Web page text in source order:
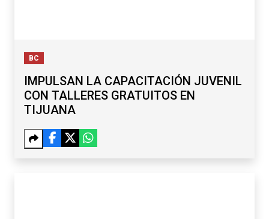
BC
IMPULSAN LA CAPACITACIÓN JUVENIL
CON TALLERES GRATUITOS EN
TIJUANA